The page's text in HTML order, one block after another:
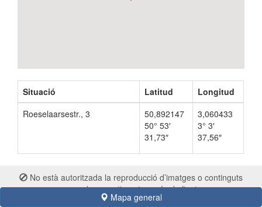
Situació Latitud
Longitud
Roeselaarsestr., 3
50,892147
50° 53′
31,73″
3,060433
3° 3′
37,56″
Mapa general
No està autoritzada la reproducció d’imatges o continguts
sense el consentiment exprés de l'autor